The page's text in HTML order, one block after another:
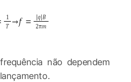
não dependem